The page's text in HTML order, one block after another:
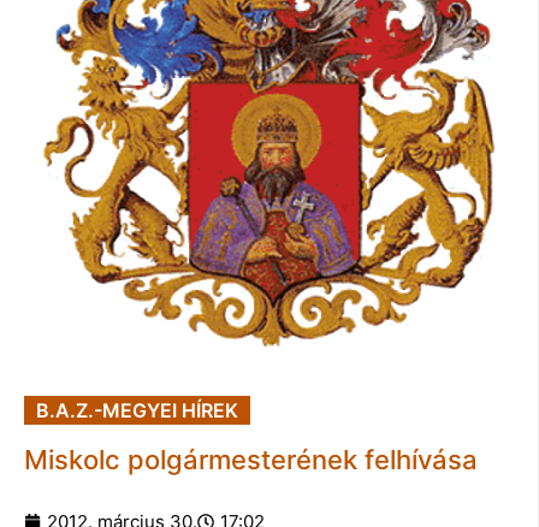
B.A.Z.-MEGYEI HÍREK
Miskolc polgármesterének felhívása
2012. március 30. 17:02